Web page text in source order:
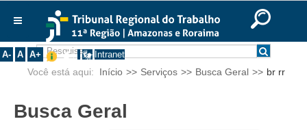
Ir para o rodapé
English
Português Español
A- A A+ Intranet
Institucional
Histórico
Corregedoria
Você está aqui: Início >> Serviços >> Busca Geral >> br rr
Busca Geral